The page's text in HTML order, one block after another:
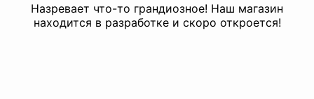
Назревает что-то грандиозное! Наш магазин
находится в разработке и скоро откроется!